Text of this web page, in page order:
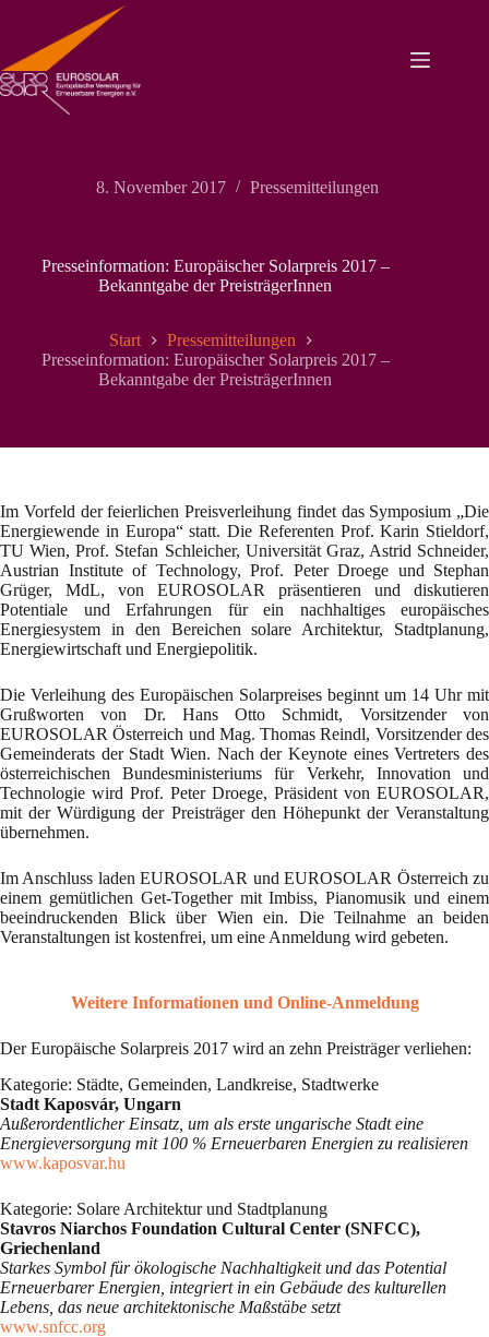
springen
8. November 2017 Pressemitteilungen
Presseinformation: Europäischer Solarpreis 2017 –
Bekanntgabe der PreisträgerInnen
Start
Pressemitteilungen
Presseinformation: Europäischer Solarpreis 2017 –
Bekanntgabe der PreisträgerInnen
Im Vorfeld der feierlichen Preisverleihung findet das Symposium „Die
Energiewende in Europa“ statt. Die Referenten Prof. Karin Stieldorf,
TU Wien, Prof. Stefan Schleicher, Universität Graz, Astrid Schneider,
Austrian Institute of Technology, Prof. Peter Droege und Stephan
Grüger, MdL, von EUROSOLAR präsentieren und diskutieren
Potentiale und Erfahrungen für ein nachhaltiges europäisches
Energiesystem in den Bereichen solare Architektur, Stadtplanung,
Energiewirtschaft und Energiepolitik.
Die Verleihung des Europäischen Solarpreises beginnt um 14 Uhr mit
Grußworten von Dr. Hans Otto Schmidt, Vorsitzender von
EUROSOLAR Österreich und Mag. Thomas Reindl, Vorsitzender des
Gemeinderats der Stadt Wien. Nach der Keynote eines Vertreters des
österreichischen Bundesministeriums für Verkehr, Innovation und
Technologie wird Prof. Peter Droege, Präsident von EUROSOLAR,
mit der Würdigung der Preisträger den Höhepunkt der Veranstaltung
übernehmen.
Im Anschluss laden EUROSOLAR und EUROSOLAR Österreich zu
einem gemütlichen Get-Together mit Imbiss, Pianomusik und einem
beeindruckenden Blick über Wien ein. Die Teilnahme an beiden
Veranstaltungen ist kostenfrei, um eine Anmeldung wird gebeten.
Weitere Informationen und Online-Anmeldung
Der Europäische Solarpreis 2017 wird an zehn Preisträger verliehen:
Kategorie: Städte, Gemeinden, Landkreise, Stadtwerke
Stadt Kaposvár, Ungarn
Außerordentlicher Einsatz, um als erste ungarische Stadt eine
Energieversorgung mit 100 % Erneuerbaren Energien zu realisieren
www.kaposvar.hu
Kategorie: Solare Architektur und Stadtplanung
Stavros Niarchos Foundation Cultural Center (SNFCC),
Griechenland
Starkes Symbol für ökologische Nachhaltigkeit und das Potential
Erneuerbarer Energien, integriert in ein Gebäude des kulturellen
Lebens, das neue architektonische Maßstäbe setzt
www.snfcc.org